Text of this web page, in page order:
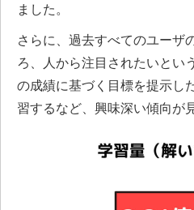
ました。
さらに、過去すべてのユーザ
ろ、人から注目されたいとい
の成績に基づく目標を提示し
習するなど、興味深い傾向が